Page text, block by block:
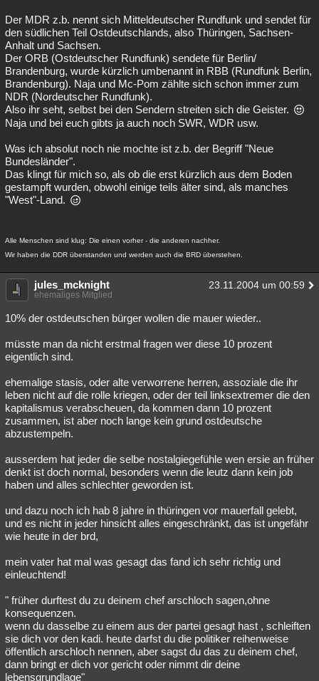
Der MDR z.b. nennt sich Mitteldeutscher Rundfunk und sendet für
den südlichen Teil Ostdeutschlands, also Thüringen, Sachsen-
Anhalt und Sachsen.
Der ORB (Ostdeutscher Rundfunk) sendete für Berlin/
Brandenburg, wurde kürzlich umbenannt in RBB (Rundfunk Berlin,
Brandenburg). Naja und Mc-Pom zählte sich schon immer zum
NDR (Nordeutscher Rundfunk).
Also ihr seht, selbst bei den Sendern streiten sich die Geister.
Naja und bei euch gibts ja auch noch SWR, WDR usw.
Was ich absolut noch nie mochte ist z.b. der Begriff "Neue
Bundesländer".
Das klingt für mich so, als ob die erst kürzlich aus dem Boden
gestampft wurden, obwohl einige teils älter sind, als manches
"West"-Land.
Alle Menschen sind klug: Die einen vorher - die anderen nachher.
Wir haben die DDR überstanden und werden auch die BRD überstehen.
jules_mcknight 23.11.2004 um 00:59
ehemaliges Mitglied
10% der ostdeutschen bürger wollen die mauer wieder..
müsste man da nicht erstmal fragen wer diese 10 prozent
eigentlich sind.
ehemalige stasis, oder alte verworrene herren, assoziale die ihr
leben nicht auf die rolle kriegen, oder der teil linksextremer die den
kapitalismus verabscheuen, da kommen dann 10 prozent
zusammen, ist aber noch lange kein grund ostdeutsche
abzustempeln.
ausserdem hat jeder die selbe nostalgiegefühle wen ersie an früher
denkt ist doch normal, besonders wenn die leutz dann kein job
haben und alles schlechter geworden ist.
und dazu noch ich hab 8 jahre in thüringen vor mauerfall gelebt,
und es nicht in jeder hinsicht alles eingeschränkt, das ist ungefähr
wie heute in der brd,
mein vater hat mal was gesagt das fand ich sehr richtig und
einleuchtend!
" früher durftest du zu deinem chef arschloch sagen,ohne
konsequenzen.
wenn du dasselbe zu einem aus der partei gesagt hast , schleiften
sie dich vor den kadi. heute darfst du die politiker reihenweise
öffentlich arschloch nennen, aber sagst du das zu deinem chef,
dann bringt er dich vor gericht oder nimmt dir deine
lebensgrundlage"